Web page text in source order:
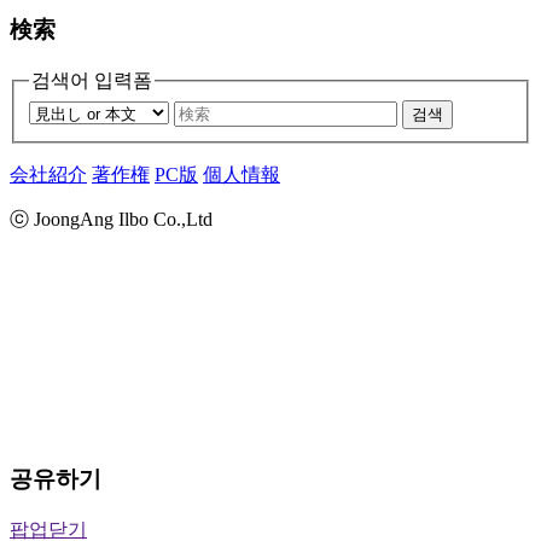
検索
검색어 입력폼
검색
会社紹介 著作権 PC版 個人情報
ⓒ JoongAng Ilbo Co.,Ltd
공유하기
팝업닫기